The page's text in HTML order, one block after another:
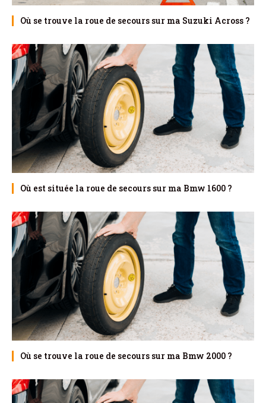
Où se trouve la roue de secours sur ma Suzuki Across ?
Où est située la roue de secours sur ma Bmw 1600 ?
Où se trouve la roue de secours sur ma Bmw 2000 ?